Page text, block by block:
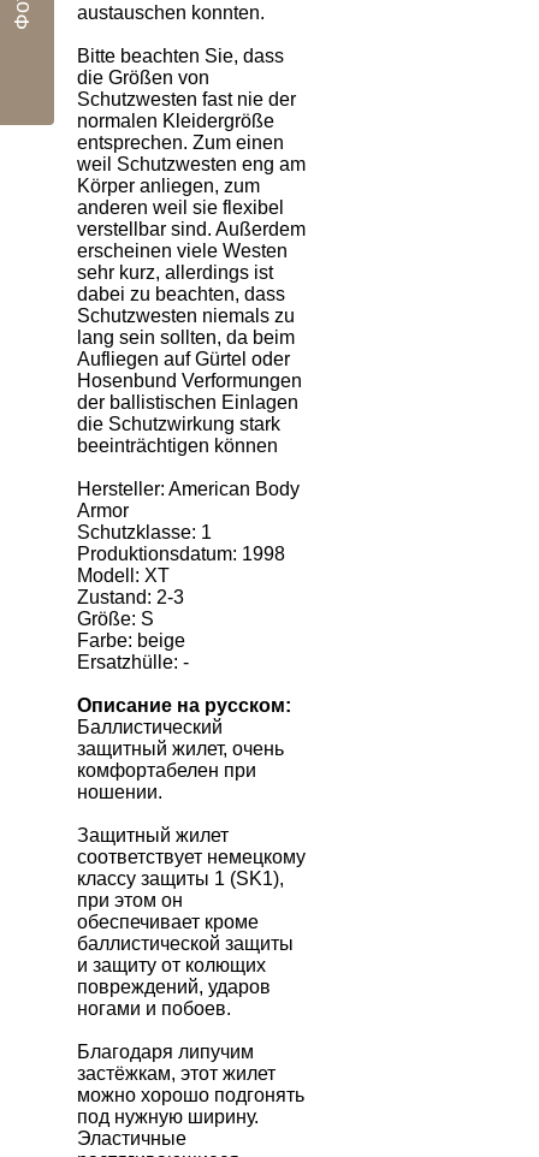
austauschen konnten.
Bitte beachten Sie, dass
die Größen von
Schutzwesten fast nie der
normalen Kleidergröße
entsprechen. Zum einen
weil Schutzwesten eng am
Körper anliegen, zum
anderen weil sie flexibel
verstellbar sind. Außerdem
erscheinen viele Westen
sehr kurz, allerdings ist
dabei zu beachten, dass
Schutzwesten niemals zu
lang sein sollten, da beim
Aufliegen auf Gürtel oder
Hosenbund Verformungen
der ballistischen Einlagen
die Schutzwirkung stark
beeinträchtigen können
Hersteller: American Body
Armor
Schutzklasse: 1
Produktionsdatum: 1998
Modell: XT
Zustand: 2-3
Größe: S
Farbe: beige
Ersatzhülle: -
Описание на русском:
Баллистический
защитный жилет, очень
комфортабелен при
ношении.
Защитный жилет
соответствует немецкому
классу защиты 1 (SK1),
при этом он
обеспечивает кроме
баллистической защиты
и защиту от колющих
повреждений, ударов
ногами и побоев.
Благодаря липучим
застёжкам, этот жилет
можно хорошо подгонять
под нужную ширину.
Эластичные